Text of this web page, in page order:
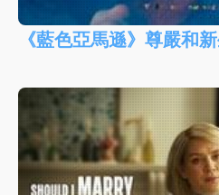
《藍色亞馬遜》尊嚴和